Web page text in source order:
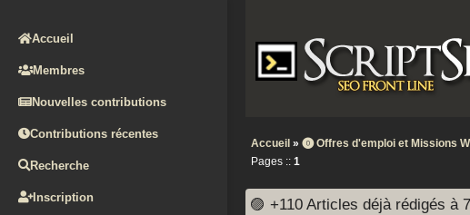
Accueil
Membres
Nouvelles contributions
Contributions récentes
Recherche
Inscription
Accueil » ⓿ Offres d'emploi et Missions
Pages :: 1
🟣 +110 Articles déjà rédigés à